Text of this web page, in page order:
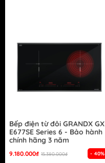
Bếp điện từ đôi GRANDX GX
E677SE Series 6 - Bảo hành
chính hãng 3 năm
9.180.000₫ 15.380.000₫ - 40%